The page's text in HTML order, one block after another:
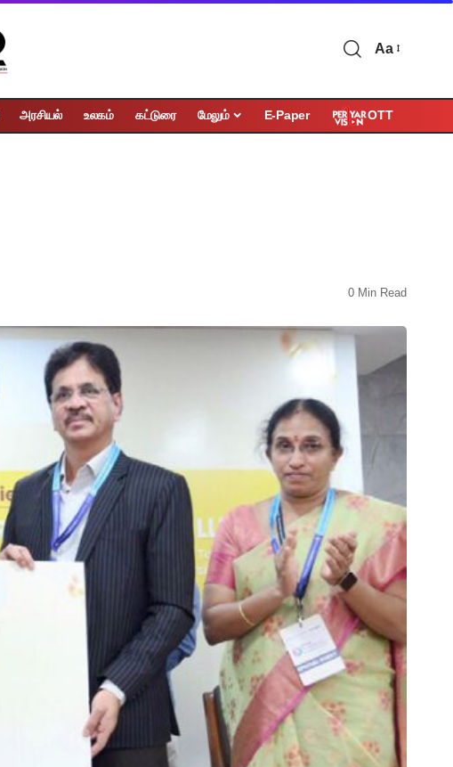
Aa
அரசியல் உலகம் கட்டுரை மேலும் E-Paper OTT
0 Min Read